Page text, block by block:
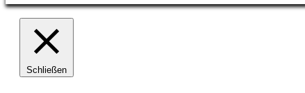
Schließen